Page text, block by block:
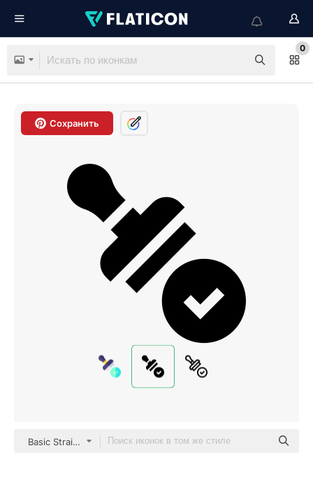
0
Сохранить
Basic Straight Filled